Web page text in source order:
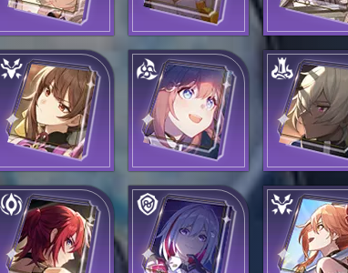
Воспоминания о
прошлом
Кроты
приветствуют тебя
Фехтование
Свидание со
звёздами
Тайная